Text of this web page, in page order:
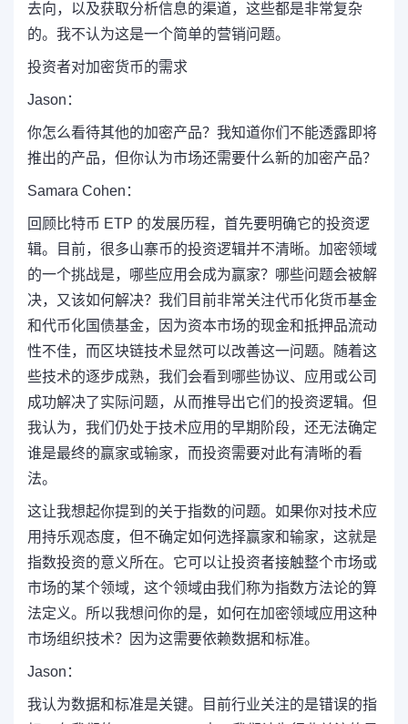
去向，以及获取分析信息的渠道，这些都是非常复杂
的。我不认为这是一个简单的营销问题。
投资者对加密货币的需求
Jason：
你怎么看待其他的加密产品？我知道你们不能透露即将
推出的产品，但你认为市场还需要什么新的加密产品？
Samara Cohen：
回顾比特币 ETP 的发展历程，首先要明确它的投资逻
辑。目前，很多山寨币的投资逻辑并不清晰。加密领域
的一个挑战是，哪些应用会成为赢家？哪些问题会被解
决，又该如何解决？我们目前非常关注代币化货币基金
和代币化国债基金，因为资本市场的现金和抵押品流动
性不佳，而区块链技术显然可以改善这一问题。随着这
些技术的逐步成熟，我们会看到哪些协议、应用或公司
成功解决了实际问题，从而推导出它们的投资逻辑。但
我认为，我们仍处于技术应用的早期阶段，还无法确定
谁是最终的赢家或输家，而投资需要对此有清晰的看
法。
这让我想起你提到的关于指数的问题。如果你对技术应
用持乐观态度，但不确定如何选择赢家和输家，这就是
指数投资的意义所在。它可以让投资者接触整个市场或
市场的某个领域，这个领域由我们称为指数方法论的算
法定义。所以我想问你的是，如何在加密领域应用这种
市场组织技术？因为这需要依赖数据和标准。
Jason：
我认为数据和标准是关键。目前行业关注的是错误的指